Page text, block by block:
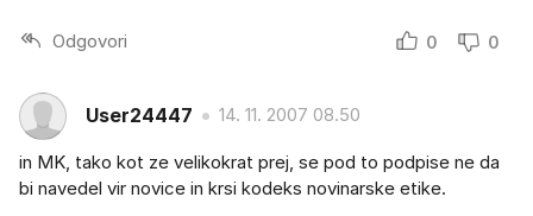
Odgovori 0 0
User24447 14. 11. 2007 08.50
in MK, tako kot ze velikokrat prej, se pod to podpise ne da
bi navedel vir novice in krsi kodeks novinarske etike.